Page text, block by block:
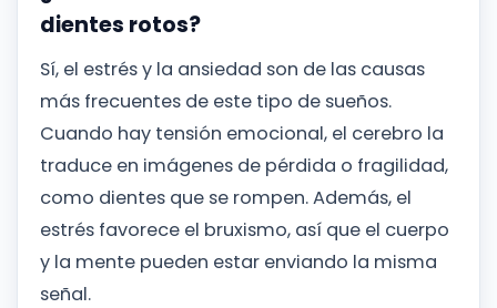
dientes rotos?
Sí, el estrés y la ansiedad son de las causas
más frecuentes de este tipo de sueños.
Cuando hay tensión emocional, el cerebro la
traduce en imágenes de pérdida o fragilidad,
como dientes que se rompen. Además, el
estrés favorece el bruxismo, así que el cuerpo
y la mente pueden estar enviando la misma
señal.